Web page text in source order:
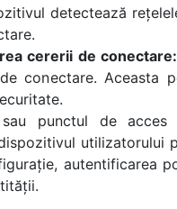
detectează
cererii de conectare:
conectare. Aceasta
punctul de
utilizatorului
autentificarea